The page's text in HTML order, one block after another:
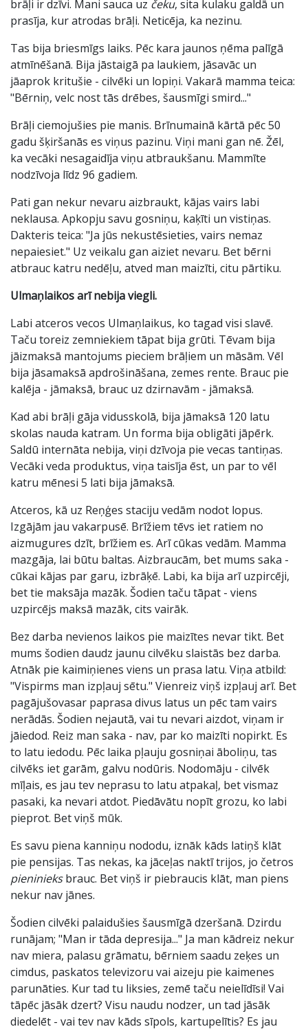
brāļi ir dzīvi. Mani sauca uz čeku, sita kulaku galdā un
prasīja, kur atrodas brāļi. Neticēja, ka nezinu.
Tas bija briesmīgs laiks. Pēc kara jaunos ņēma palīgā
atmīnēšanā. Bija jāstaigā pa laukiem, jāsavāc un
jāaprok kritušie - cilvēki un lopiņi. Vakarā mamma teica:
"Bērniņ, velc nost tās drēbes, šausmīgi smird..."
Brāļi ciemojušies pie manis. Brīnumainā kārtā pēc 50
gadu šķiršanās es viņus pazinu. Viņi mani gan nē. Žēl,
ka vecāki nesagaidīja viņu atbraukšanu. Mammīte
nodzīvoja līdz 96 gadiem.
Pati gan nekur nevaru aizbraukt, kājas vairs labi
neklausa. Apkopju savu gosniņu, kaķīti un vistiņas.
Dakteris teica: "Ja jūs nekustēsieties, vairs nemaz
nepaiesiet." Uz veikalu gan aiziet nevaru. Bet bērni
atbrauc katru nedēļu, atved man maizīti, citu pārtiku.
Ulmaņlaikos arī nebija viegli.
Labi atceros vecos Ulmaņlaikus, ko tagad visi slavē.
Taču toreiz zemniekiem tāpat bija grūti. Tēvam bija
jāizmaksā mantojums pieciem brāļiem un māsām. Vēl
bija jāsamaksā apdrošināšana, zemes rente. Brauc pie
kalēja - jāmaksā, brauc uz dzirnavām - jāmaksā.
Kad abi brāļi gāja vidusskolā, bija jāmaksā 120 latu
skolas nauda katram. Un forma bija obligāti jāpērk.
Saldū internāta nebija, viņi dzīvoja pie vecas tantiņas.
Vecāki veda produktus, viņa taisīja ēst, un par to vēl
katru mēnesi 5 lati bija jāmaksā.
Atceros, kā uz Reņģes staciju vedām nodot lopus.
Izgājām jau vakarpusē. Brīžiem tēvs iet ratiem no
aizmugures dzīt, brīžiem es. Arī cūkas vedām. Mamma
mazgāja, lai būtu baltas. Aizbraucām, bet mums saka -
cūkai kājas par garu, izbrāķē. Labi, ka bija arī uzpircēji,
bet tie maksāja mazāk. Šodien taču tāpat - viens
uzpircējs maksā mazāk, cits vairāk.
Bez darba nevienos laikos pie maizītes nevar tikt. Bet
mums šodien daudz jaunu cilvēku slaistās bez darba.
Atnāk pie kaimiņienes viens un prasa latu. Viņa atbild:
"Vispirms man izpļauj sētu." Vienreiz viņš izpļauj arī. Bet
pagājušovasar paprasa divus latus un pēc tam vairs
nerādās. Šodien nejautā, vai tu nevari aizdot, viņam ir
jāiedod. Reiz man saka - nav, par ko maizīti nopirkt. Es
to latu iedodu. Pēc laika pļauju gosniņai āboliņu, tas
cilvēks iet garām, galvu nodūris. Nodomāju - cilvēk
mīļais, es jau tev neprasu to latu atpakaļ, bet vismaz
pasaki, ka nevari atdot. Piedāvātu nopīt grozu, ko labi
pieprot. Bet viņš mūk.
Es savu piena kanniņu nododu, iznāk kāds latiņš klāt
pie pensijas. Tas nekas, ka jāceļas naktī trijos, jo četros
pieninieksbrauc. Bet viņš ir piebraucis klāt, man piens
nekur nav jānes.
Šodien cilvēki palaidušies šausmīgā dzeršanā. Dzirdu
runājam; "Man ir tāda depresija..." Ja man kādreiz nekur
nav miera, palasu grāmatu, bērniem saadu zeķes un
cimdus, paskatos televizoru vai aizeju pie kaimenes
parunāties. Kur tad tu liksies, zemē taču neielīdīsi! Vai
tāpēc jāsāk dzert? Visu naudu nodzer, un tad jāsāk
diedelēt - vai tev nav kāds sīpols, kartupelītis? Es jau